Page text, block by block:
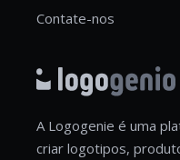
Contate-nos
A Logogenie é uma
criar logotipos,